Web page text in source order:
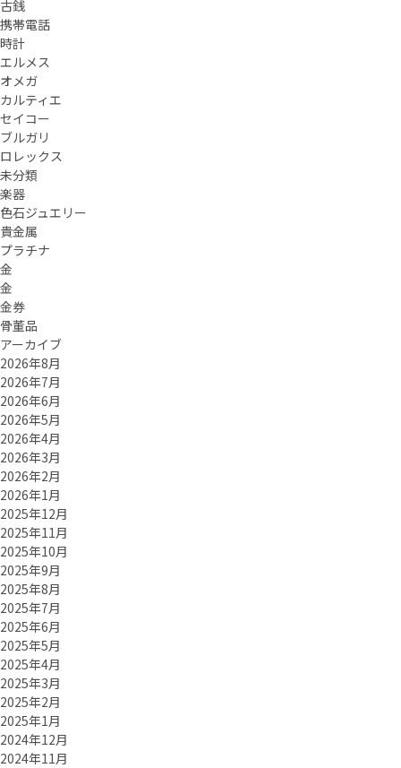
古銭
携帯電話
時計
エルメス
オメガ
カルティエ
セイコー
ブルガリ
ロレックス
未分類
楽器
色石ジュエリー
貴金属
プラチナ
金
金
金券
骨董品
アーカイブ
2026年8月
2026年7月
2026年6月
2026年5月
2026年4月
2026年3月
2026年2月
2026年1月
2025年12月
2025年11月
2025年10月
2025年9月
2025年8月
2025年7月
2025年6月
2025年5月
2025年4月
2025年3月
2025年2月
2025年1月
2024年12月
2024年11月